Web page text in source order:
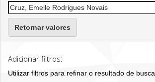
Retornar valores
Adicionar filtros:
Utilizar filtros para refinar o resultado de busca.